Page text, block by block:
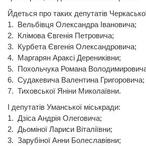
Йдеться про таких депутатів
1. Вельбівця Олександра Івановича;
2. Клімова Євгенія Петровича;
3. Курбета Євгенія Олександровича;
4. Маргарян Араксі Дерениківни;
5. Похольчука Романа
6. Судакевича Валентина Григоровича;
7. Тиховської Яніни Миколаївни.
І депутатів Уманської міськради:
1. Дзіса Андрія Олеговича;
2. Дьоміної Лариси Віталіївни;
3. Зарубіної Анни Болеславівни;